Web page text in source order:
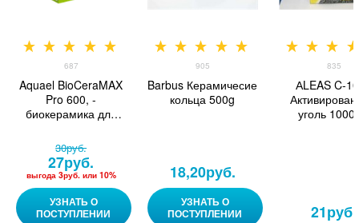
687
Aquael BioCeraMAX
Pro 600, -
биокерамика для
30руб.
27руб.
выгода 3руб.или 10%
УЗНАТЬ О
ПОСТУПЛЕНИИ
905
Barbus Керамичесие
кольца 500g
18,20руб.
УЗНАТЬ О
ПОСТУПЛЕНИИ
835
АLEAS C-
уголь 1000
21руб.